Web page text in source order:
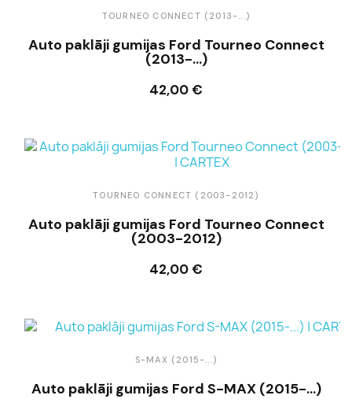
TOURNEO CONNECT (2013-...)
Auto paklāji gumijas Ford Tourneo Connect
(2013-...)
42,00 €
Ielikt grozā
TOURNEO CONNECT (2003-2012)
Auto paklāji gumijas Ford Tourneo Connect
(2003-2012)
42,00 €
Ielikt grozā
S-MAX (2015-...)
Auto paklāji gumijas Ford S-MAX (2015-...)